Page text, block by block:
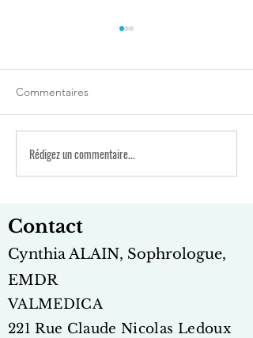
Accompagner les
personnes souffrant
sophrologie et d'EMDR
Commentaires
Rédigez un commentaire...
Contact
Cynthia ALAIN, Sophrologue,
EMDR
VALMEDICA
221 Rue Claude Nicolas Ledoux